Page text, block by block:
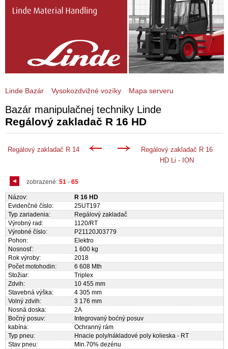
Bazár manipulačnej techniky Linde
Regálový zakladač R 16 HD
Regálový zakladač R 14
Regálový zakladač R 16
HD Li - ION
zobrazené: 51 - 65
Názov:
R 16 HD
Evidenčné číslo:
25UT197
Typ zariadenia:
Regálový zakladač
Výrobný rad:
1120/RT
Výrobné číslo:
P21120J03779
Pohon:
Elektro
Nosnosť:
1 600 kg
Rok výroby:
2018
Počet motohodin:
6 608 Mth
Stožiar:
Triplex
Zdvih:
10 455 mm
Stavebná výška:
4 305 mm
Volný zdvih:
3 176 mm
Nosná doska:
2A
Bočný posuv:
Integrovaný boćný posuv
kabína:
Ochranný rám
Typ pneu:
Hnacie poly/nákladové poly kolieska - RT
Stav pneu:
Min.70% dezénu
Linde Bazár Vysokozdvižné vozíky Mapa serveru